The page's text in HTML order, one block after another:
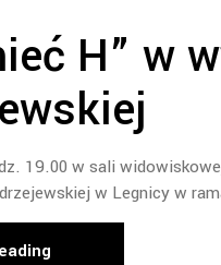
H” w
19.00 w sali
w Legnicy w